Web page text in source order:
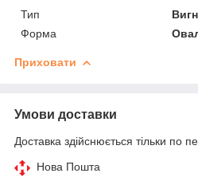
Тип
Форма
Приховати
Умови доставки
Доставка здійснюється тільки по
Нова Пошта